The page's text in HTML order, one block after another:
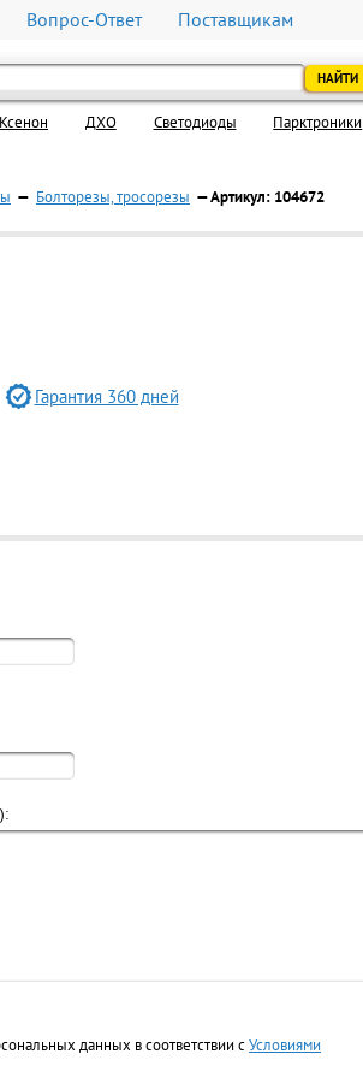
Вопрос-Ответ Поставщикам
Ксенон ДХО Светодиоды Парктроники
— Болторезы, тросорезы — Артикул: 104672
Гарантия 360 дней
данных в соответствии сУсловиями